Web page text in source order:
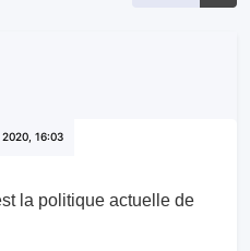
16:03
la politique actuelle de